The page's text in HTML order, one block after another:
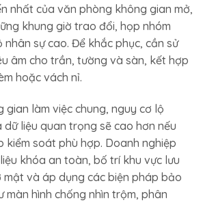
nhất của văn phòng không gian mở,
khung giờ trao đổi, họp nhóm
nhân sự cao. Để khắc phục, cần sử
âm cho trần, tường và sàn, kết hợp
hoặc vách nỉ.
gian làm việc chung, nguy cơ lộ
liệu quan trọng sẽ cao hơn nếu
kiểm soát phù hợp. Doanh nghiệp
khóa an toàn, bố trí khu vực lưu
mật và áp dụng các biện pháp bảo
màn hình chống nhìn trộm, phân